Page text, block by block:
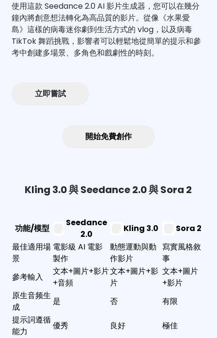
使用這款 Seedance 2.0 AI 影片生成器，您可以在幾分
鐘內將創意想法轉化為高品質的影片。從像《水果愛
島》這樣的病毒迷你劇到生活方式的 vlog，以及病毒
TikTok 舞蹈挑戰，影響者可以輕鬆地從簡單的提示和參
考中創建多場景、多角色和戲劇性的時刻。
立即嘗試
開始免費創作
Kling 3.0 與 Seedance 2.0 與 Sora 2
功能/模型
Seedance
2.0
Kling 3.0
Sora 2
最佳適用場
景
電影級 AI 電影
製作
動態運動與動
作影片
寫實風格敘
事
參考輸入
文本+圖片+影片
+音頻
文本+圖片+影
片
文本+圖片
+影片
原生音频生
成
是 否
有限
提示詞遵循
能力
優秀 良好
極佳